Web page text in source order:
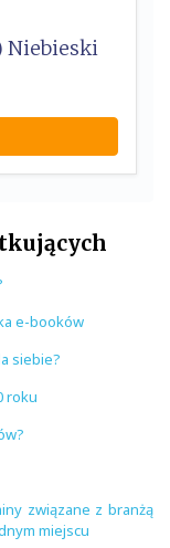
Niebieski
e-booków
siebie?
roku
związane z branżą
miejscu